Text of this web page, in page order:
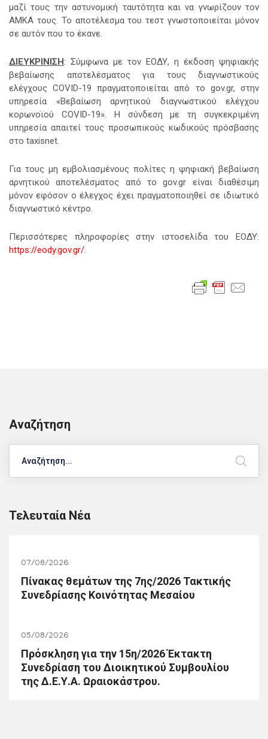
μαζί τους την αστυνομική ταυτότητα και να γνωρίζουν τον
ΑΜΚΑ τους. Το αποτέλεσμα του τεστ γνωστοποιείται μόνον
σε αυτόν που το έκανε.
ΔΙΕΥΚΡΙΝΙΣΗ: Σύμφωνα με τον ΕΟΔΥ, η έκδοση ψηφιακής
βεβαίωσης αποτελέσματος για τους διαγνωστικούς
ελέγχους COVID-19 πραγματοποιείται από το gov.gr, στην
υπηρεσία «Βεβαίωση αρνητικού διαγνωστικού ελέγχου
κορωνοϊού COVID-19». Η σύνδεση με τη συγκεκριμένη
υπηρεσία απαιτεί τους προσωπικούς κωδικούς πρόσβασης
στο taxisnet.
Για τους μη εμβολιασμένους πολίτες η ψηφιακή βεβαίωση
αρνητικού αποτελέσματος από το gov.gr είναι διαθέσιμη
μόνον εφόσον ο έλεγχος έχει πραγματοποιηθεί σε ιδιωτικό
διαγνωστικό κέντρο.
Περισσότερες πληροφορίες στην ιστοσελίδα του ΕΟΔΥ:
https://eody.gov.gr/.
Αναζήτηση
Τελευταία Νέα
07/08/2026
Πίνακας θεμάτων της 7ης/2026 Τακτικής
Συνεδρίασης Κοινότητας Μεσαίου
05/08/2026
Πρόσκληση για την 15η/2026 Έκτακτη
Συνεδρίαση του Διοικητικού Συμβουλίου
της Δ.Ε.Υ.Α. Ωραιοκάστρου.